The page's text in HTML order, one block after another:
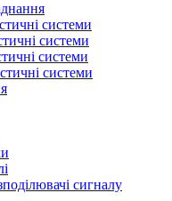
системи
системи
системи
системи
сигналу